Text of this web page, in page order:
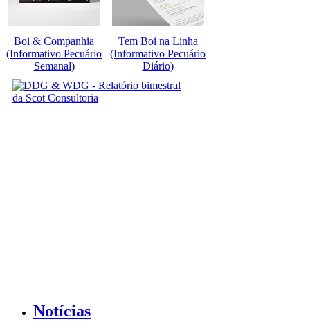
Boi & Companhia
(Informativo Pecuário
Semanal)
Tem Boi na Linha
(Informativo Pecuário
Diário)
Notícias